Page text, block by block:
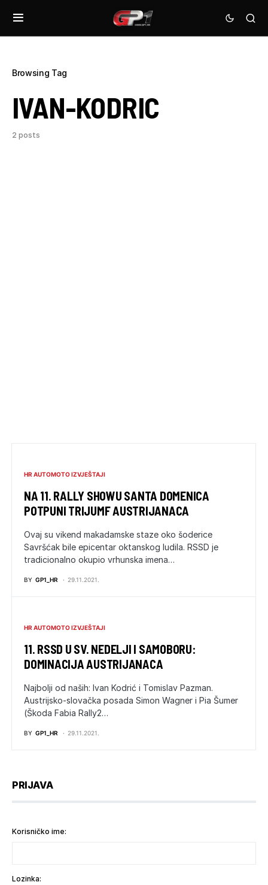
Browsing Tag
IVAN-KODRIC
2 posts
HR AUTOMOTO IZVJEŠTAJI
NA 11. RALLY SHOWU SANTA DOMENICA
POTPUNI TRIJUMF AUSTRIJANACA
Ovaj su vikend makadamske staze oko šoderice
Savršćak bile epicentar oktanskog ludila. RSSD je
tradicionalno okupio vrhunska imena…
BY GP1_HR 29.11.2021.
HR AUTOMOTO IZVJEŠTAJI
11. RSSD U SV. NEDELJI I SAMOBORU:
DOMINACIJA AUSTRIJANACA
Najbolji od naših: Ivan Kodrić i Tomislav Pazman.
Austrijsko-slovačka posada Simon Wagner i Pia Šumer
(Škoda Fabia Rally2…
BY GP1_HR 29.11.2021.
PRIJAVA
Korisničko ime:
Lozinka: